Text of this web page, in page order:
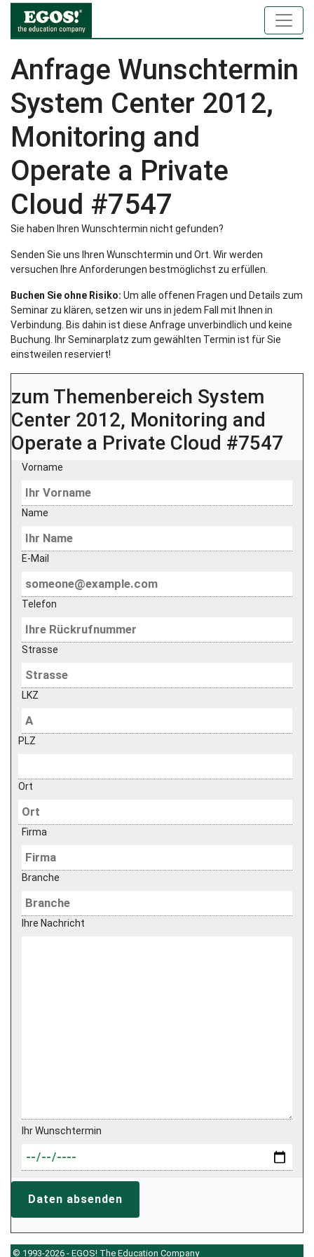
Anfrage Wunschtermin
System Center 2012,
Monitoring and
Operate a Private
Cloud #7547
Sie haben Ihren Wunschtermin nicht gefunden?
Senden Sie uns Ihren Wunschtermin und Ort. Wir werden
versuchen Ihre Anforderungen bestmöglichst zu erfüllen.
Buchen Sie ohne Risiko: Um alle offenen Fragen und Details zum
Seminar zu klären, setzen wir uns in jedem Fall mit Ihnen in
Verbindung. Bis dahin ist diese Anfrage unverbindlich und keine
Buchung. Ihr Seminarplatz zum gewählten Termin ist für Sie
einstweilen reserviert!
zum Themenbereich System
Center 2012, Monitoring and
Operate a Private Cloud #7547
Vorname
Name
E-Mail
Telefon
Strasse
LKZ
PLZ
Ort
Firma
Branche
Ihre Nachricht
Ihr Wunschtermin
Daten absenden
© 1993-2026 - EGOS! The Education Company